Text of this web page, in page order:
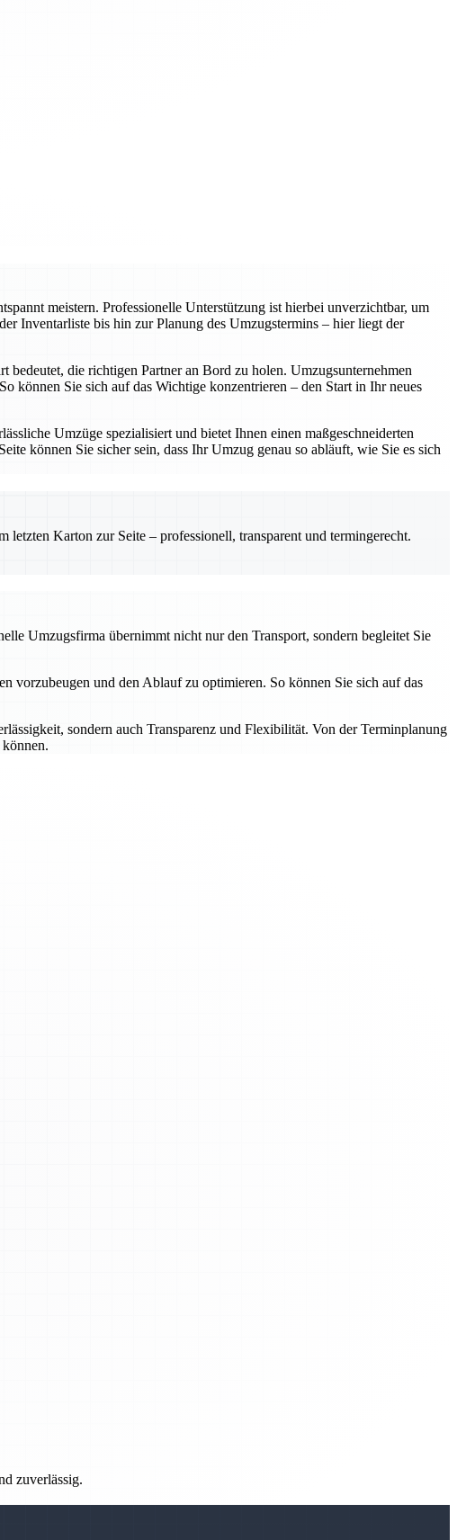
meistern. Professionelle Unterstützung ist hierbei unverzichtbar, um
Inventarliste bis hin zur Planung des Umzugstermins – hier liegt der
die richtigen Partner an Bord zu holen. Umzugsunternehmen
können Sie sich auf das Wichtige konzentrieren – den Start in Ihr neues
Umzüge spezialisiert und bietet Ihnen einen maßgeschneiderten
können Sie sicher sein, dass Ihr Umzug genau so abläuft, wie Sie es sich
letzten Karton zur Seite – professionell, transparent und termingerecht.
Umzugsfirma übernimmt nicht nur den Transport, sondern begleitet Sie
vorzubeugen und den Ablauf zu optimieren. So können Sie sich auf das
sondern auch Transparenz und Flexibilität. Von der Terminplanung
zuverlässig.